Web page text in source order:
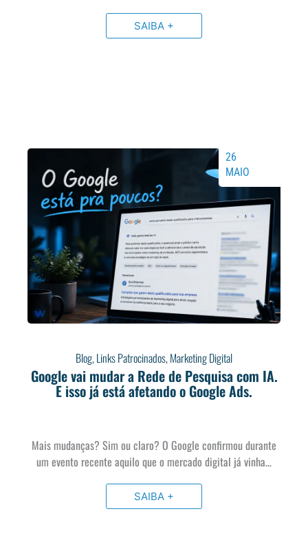
SAIBA +
Blog,Links Patrocinados,Marketing Digital
Google vai mudar a Rede de Pesquisa com IA.
E isso já está afetando o Google Ads.
26
MAIO
Mais mudanças? Sim ou claro? O Google confirmou durante
um evento recente aquilo que o mercado digital já vinha…
SAIBA +